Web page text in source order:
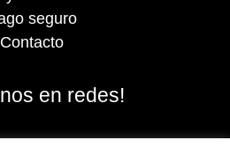
seguro
Contacto
en redes!